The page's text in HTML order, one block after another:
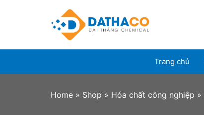
Trang chủ
Home » Shop » Hóa chất công nghiệp »